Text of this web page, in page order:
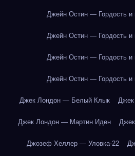
Джейн Остин — Гордость и
Джейн Остин — Гордость и
Джейн Остин — Гордость и
Джейн Остин — Гордость и
Джек Лондон — Белый Клык
Джек Лондон — Мартин Иден
Джозеф Хеллер — Уловка-22